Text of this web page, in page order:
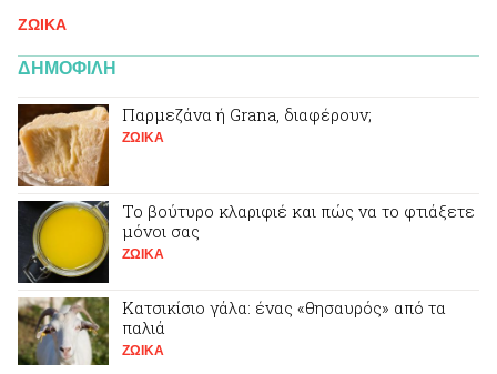
ΖΩΙΚA
ΔΗΜΟΦΙΛΗ
Παρμεζάνα ή Grana, διαφέρουν;
ΖΩΙΚA
Το βούτυρο κλαριφιέ και πώς να το φτιάξετε
μόνοι σας
ΖΩΙΚA
Κατσικίσιο γάλα: ένας «θησαυρός» από τα
παλιά
ΖΩΙΚA